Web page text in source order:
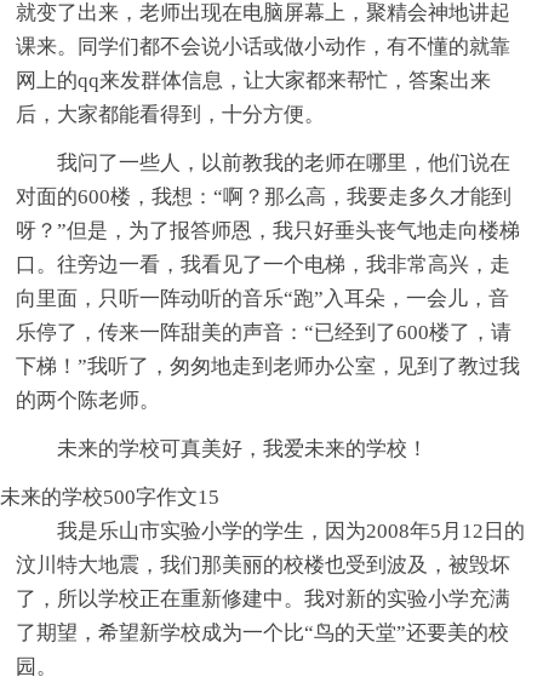
就变了出来，老师出现在电脑屏幕上，聚精会神地讲起
课来。同学们都不会说小话或做小动作，有不懂的就靠
网上的qq来发群体信息，让大家都来帮忙，答案出来
后，大家都能看得到，十分方便。
我问了一些人，以前教我的老师在哪里，他们说在
对面的600楼，我想：“啊？那么高，我要走多久才能到
呀？”但是，为了报答师恩，我只好垂头丧气地走向楼梯
口。往旁边一看，我看见了一个电梯，我非常高兴，走
向里面，只听一阵动听的音乐“跑”入耳朵，一会儿，音
乐停了，传来一阵甜美的声音：“已经到了600楼了，请
下梯！”我听了，匆匆地走到老师办公室，见到了教过我
的两个陈老师。
未来的学校可真美好，我爱未来的学校！
未来的学校500字作文15
我是乐山市实验小学的学生，因为2008年5月12日的
汶川特大地震，我们那美丽的校楼也受到波及，被毁坏
了，所以学校正在重新修建中。我对新的实验小学充满
了期望，希望新学校成为一个比“鸟的天堂”还要美的校
园。